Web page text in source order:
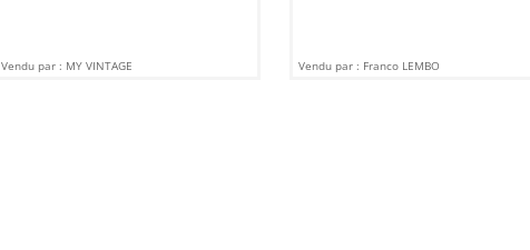
Vendu par : MY VINTAGE Vendu par : Franco LEMBO